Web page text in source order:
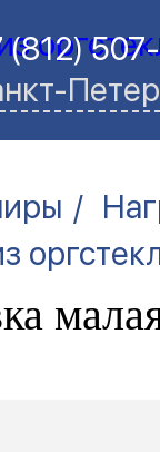
(812)
/